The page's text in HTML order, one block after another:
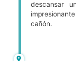
descansar
cañón.